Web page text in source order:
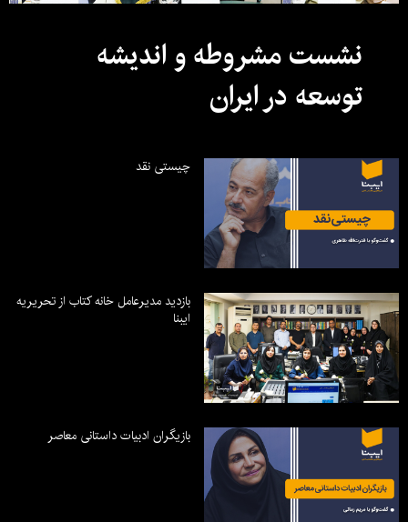
نشست مشروطه و اندیشه
توسعه در ایران
چیستی نقد
بازدید مدیرعامل خانه کتاب از تحریریه
ایبنا
بازیگران ادبیات داستانی معاصر